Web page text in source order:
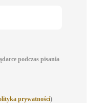
podczas pisania
prywatności)